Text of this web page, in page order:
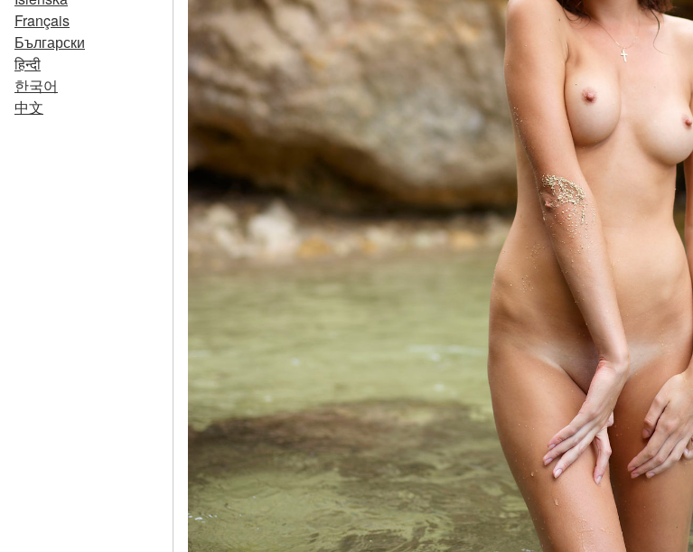
Français
Български
हिन्दी
한국어
中文